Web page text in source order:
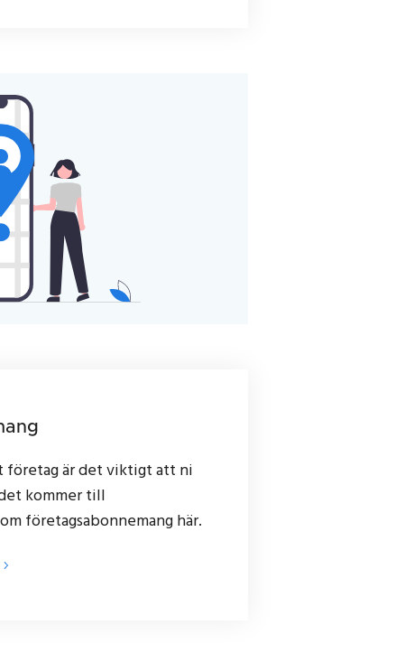
företag är det viktigt att ni
kommer till
företagsabonnemang här.